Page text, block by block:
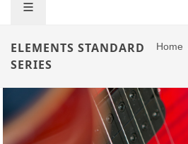
ELEMENTS STANDARD
SERIES
Home